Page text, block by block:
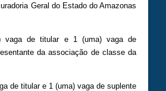
Geral do Estado do Amazonas
de titular e 1 (uma) vaga de
da associação de classe da
de titular e 1 (uma) vaga de suplente